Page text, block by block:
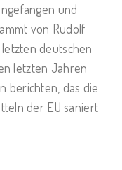
und
von Rudolf
deutschen
letzten Jahren
berichten, das die
der EU saniert